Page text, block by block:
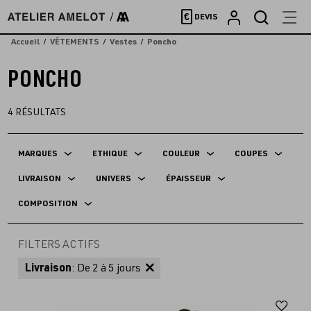
directement
au
€ DEVIS
Accueil VÊTEMENTS Vestes Poncho
PONCHO
4 RÉSULTATS
MARQUES ETHIQUE COULEUR COUPES
LIVRAISON UNIVERS ÉPAISSEUR
COMPOSITION
FILTERS ACTIFS
Livraison: De 2 à 5 jours